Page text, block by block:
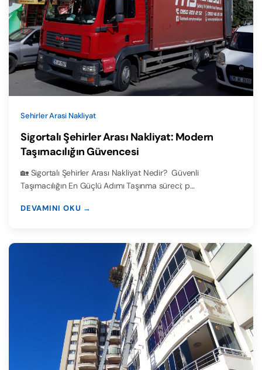
Sehirler Arasi Nakliyat
Sigortalı Şehirler Arası Nakliyat: Modern
Taşımacılığın Güvencesi
🏡 Sigortalı Şehirler Arası Nakliyat Nedir? Güvenli
Taşımacılığın En Güçlü Adımı Taşınma süreci; p…
DEVAMINI OKU →